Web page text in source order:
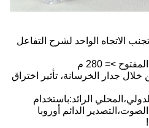
تجنب الاتجاه الواحد لشرح التفاعل
جدار الخرسانة، تأثير اختراق
الرائد:باستخدام
الدائم أوروبا